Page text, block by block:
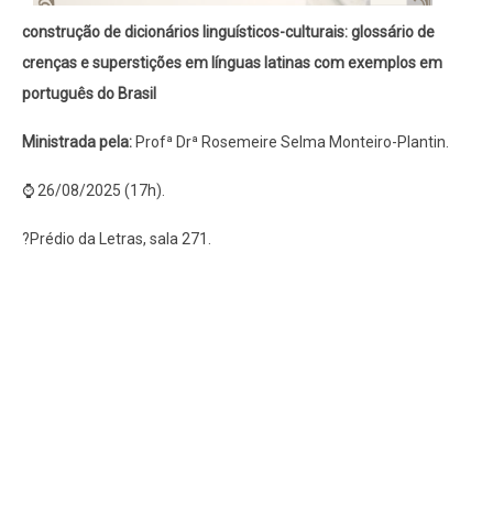
construção de dicionários linguísticos-culturais: glossário de
crenças e superstições em línguas latinas com exemplos em
português do Brasil
Ministrada pela: Profª Drª Rosemeire Selma Monteiro-Plantin.
⌚ 26/08/2025 (17h).
?Prédio da Letras, sala 271.